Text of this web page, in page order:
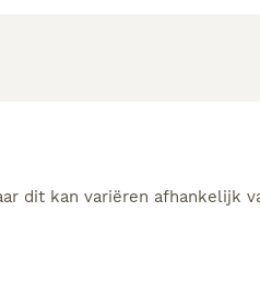
dit kan variëren afhankelijk